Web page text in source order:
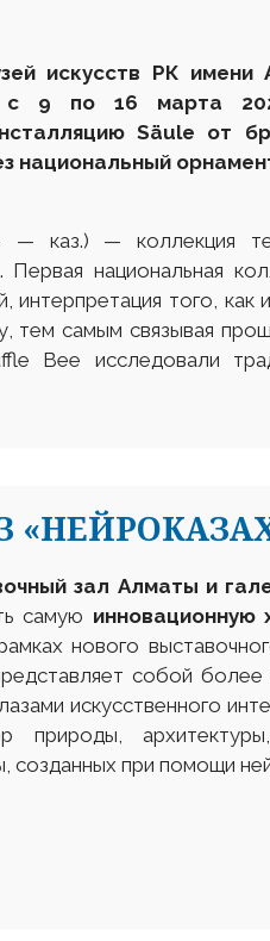
искусств РК имени
с 9 по 16 марта
Säule от
национальный
— каз.) — коллекция
Первая национальная
интерпретация того,
тем самым связывая
Bee исследовали
зал Алматы и
самую инновационную
нового
собой
искусственного
природы,
созданных при помощи